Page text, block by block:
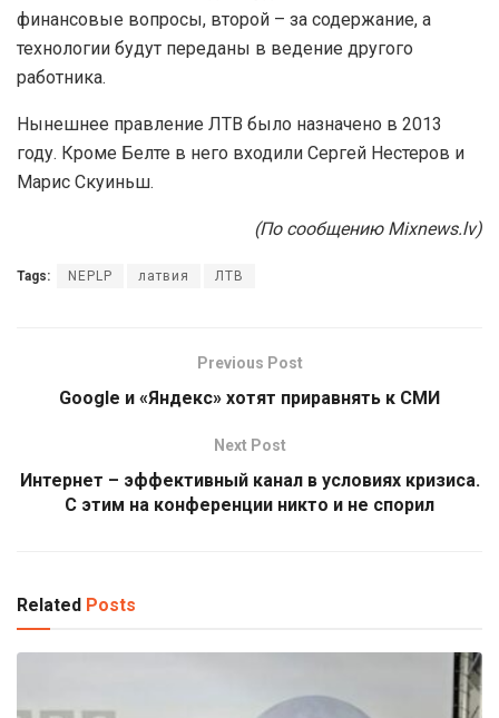
финансовые вопросы, второй – за содержание, а
технологии будут переданы в ведение другого
работника.
Нынешнее правление ЛТВ было назначено в 2013
году. Кроме Белте в него входили Сергей Нестеров и
Марис Скуиньш.
(По сообщению Mixnews.lv)
Tags: NEPLP латвия ЛТВ
Previous Post
Google и «Яндекс» хотят приравнять к СМИ
Next Post
Интернет – эффективный канал в условиях кризиса.
С этим на конференции никто и не спорил
Related Posts